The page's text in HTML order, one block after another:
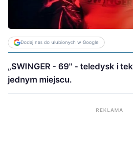
Dodaj nas do ulubionych w Google
„SWINGER - 69" - teledysk i
jednym miejscu.
REKLAMA